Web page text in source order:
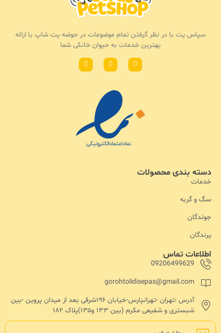
اطلاعات تماس
09206499629
gorohtolidisepas@gmail.com
آدرس :تهران -تهرانپارس-خیابان ۱۹۶شرقی بعد از میدان پروین -بین
شبستری و شفیعی مکرم (بین ۱۳۳ و۱۳۵)پلاک ۱۸۲
دسته بندی محصولات
خدمات
سگ و گربه
جوندگان
پرندگان
سپاس پت با در نظر گرفتن تمام موضوعات در حوضه پت شاپ با ارائه
بهترین خدمات به حیوان خانکی شما